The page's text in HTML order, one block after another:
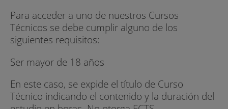
Para acceder a uno de nuestros Cursos
Técnicos se debe cumplir alguno de los
siguientes requisitos:
Ser mayor de 18 años
En este caso, se expide el título de Curso
Técnico indicando el contenido y la duración del